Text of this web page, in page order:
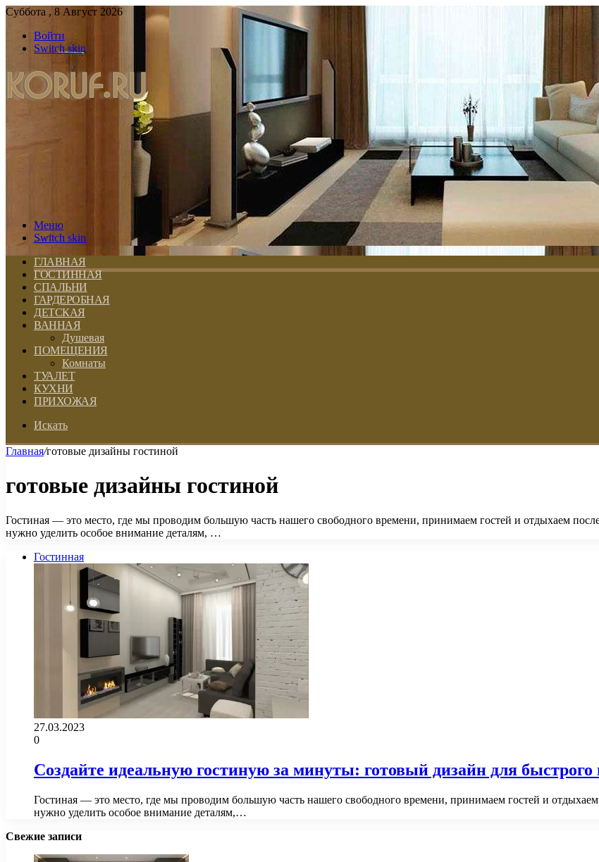
Суббота , 8 Август 2026
Войти
Switch skin
Меню
Switch skin
ГЛАВНАЯ
ГОСТИННАЯ
СПАЛЬНИ
ГАРДЕРОБНАЯ
ДЕТСКАЯ
ВАННАЯ
Душевая
ПОМЕЩЕНИЯ
Комнаты
ТУАЛЕТ
КУХНИ
ПРИХОЖАЯ
Искать
Главная/готовые дизайны гостиной
готовые дизайны гостиной
Гостиная — это место, где мы проводим большую часть нашего свободного времени, принимаем гостей и отдыхаем
нужно уделить особое внимание деталям, …
Гостинная
27.03.2023
0
Создайте идеальную гостиную за минуты: готовый дизайн для
Гостиная — это место, где мы проводим большую часть нашего свободного времени, принимаем гостей и
нужно уделить особое внимание деталям,…
Свежие записи